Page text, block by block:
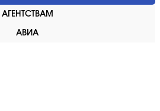
АГЕНТСТВАМ
АВИА